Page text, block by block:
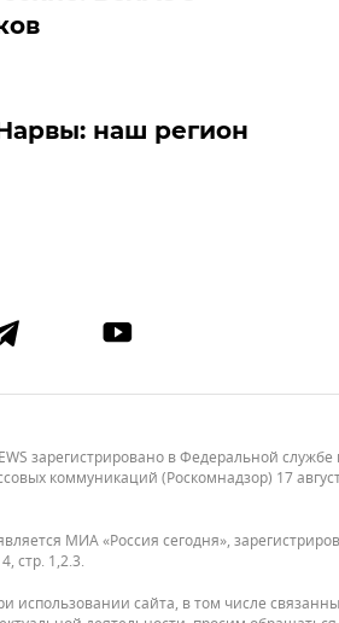
наш регион
зарегистрировано в Федеральной службе
коммуникаций (Роскомнадзор) 17
МИА «Россия сегодня»,
стр. 1,2.3.
использовании сайта, в том числе